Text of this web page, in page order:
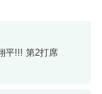
平!!! 第2打席